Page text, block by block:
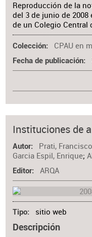
Reproducción de la
del 3 de junio de
de un Colegio Central
Colección CPAU en
Fecha de publicación
Instituciones de
Autor Prati, Francisco
Garcia Espil, Enrique;
Editor ARQA
Tipo sitio web
Descripción